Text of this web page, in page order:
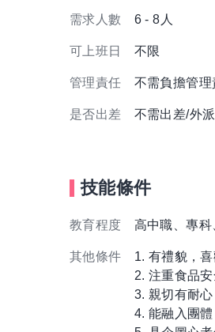
需求人數 6 - 8人
可上班日 不限
管理責任 不需負擔管理
是否出差 不需出差/外派
技能條件
教育程度 高中職、專
其他條件
1. 有禮貌，
2. 注重食品
3. 親切有耐
4. 能融入團